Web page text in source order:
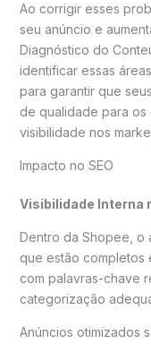
Ao corrigir esses
seu anúncio e
Diagnóstico do
identificar essas
para garantir que
de qualidade para os
visibilidade nos
Impacto no SEO
Visibilidade Interna
Dentro da Shopee, o
que estão completos
com palavras-chave
categorização
Anúncios otimizados